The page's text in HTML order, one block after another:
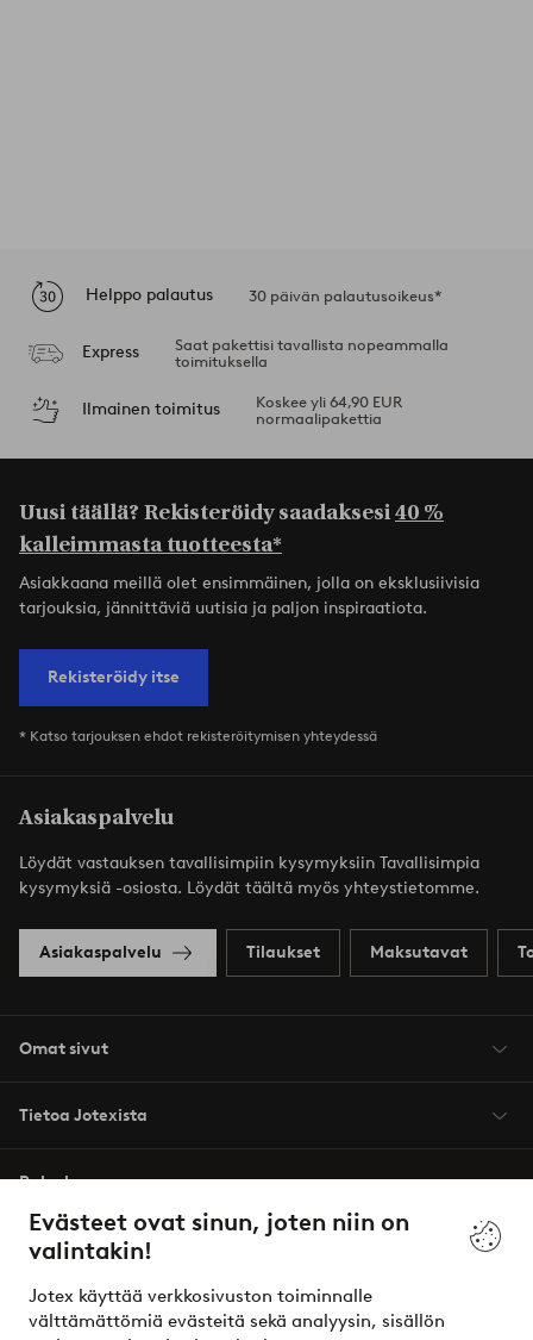
Evästeet ovat sinun, joten niin on
valintakin!
Jotex käyttää verkkosivuston toiminnalle
välttämättömiä evästeitä sekä analyysin, sisällön
Helppo palautus 30 päivän palautusoikeus*
Express
Saat pakettisi tavallista nopeammalla
toimituksella
Ilmainen toimitus
Koskee yli 64,90 EUR
normaalipakettia
Uusi täällä? Rekisteröidy saadaksesi40 %
kalleimmasta tuotteesta*
Asiakkaana meillä olet ensimmäinen, jolla on eksklusiivisia
tarjouksia, jännittäviä uutisia ja paljon inspiraatiota.
Rekisteröidy itse
* Katso tarjouksen ehdot rekisteröitymisen yhteydessä
Asiakaspalvelu
Löydät vastauksen tavallisimpiin kysymyksiin Tavallisimpia
kysymyksiä -osiosta. Löydät täältä myös yhteystietomme.
Asiakaspalvelu Tilaukset Maksutavat
Omat sivut
Tietoa Jotexista
Palvelumme
Ehdot
Ystävät